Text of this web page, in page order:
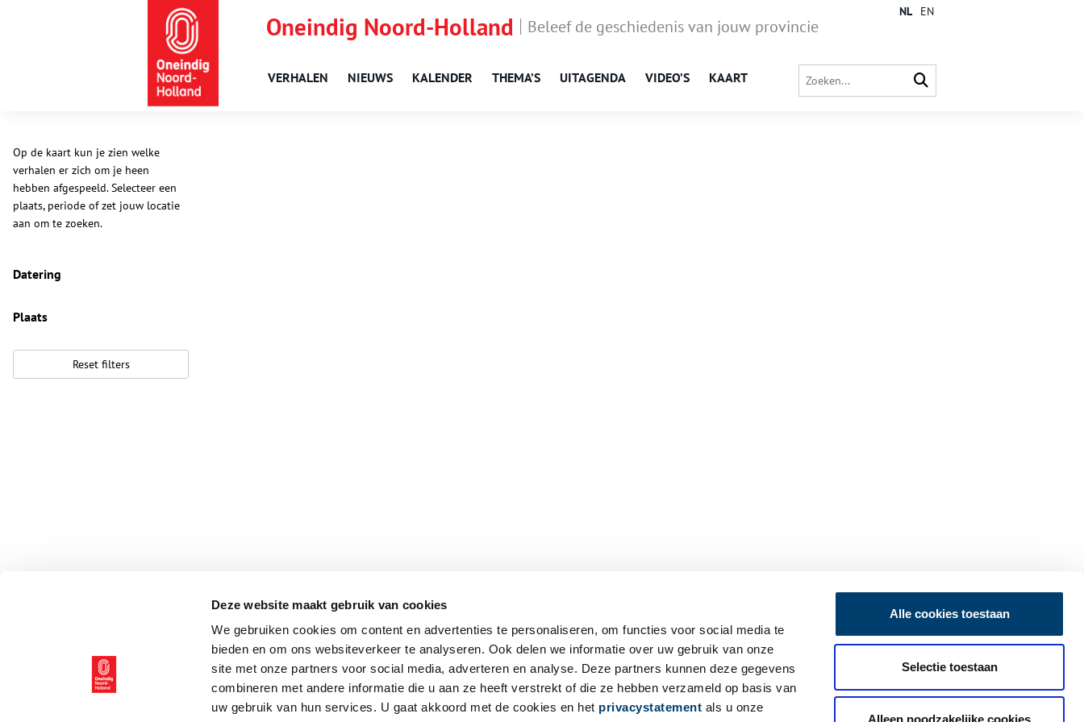
Deze website maakt gebruik van cookies
We gebruiken cookies om content en advertenties te personaliseren, om functies voor social media te
bieden en om ons websiteverkeer te analyseren. Ook delen we informatie over uw gebruik van onze
site met onze partners voor social media, adverteren en analyse. Deze partners kunnen deze gegevens
combineren met andere informatie die u aan ze heeft verstrekt of die ze hebben verzameld op basis van
uw gebruik van hun services. U gaat akkoord met de cookies en het privacystatement als u onze
Alle cookies toestaan
Selectie toestaan
Alleen noodzakelijke cookies
Oneindig Noord-Holland Beleef de geschiedenis van jouw provincie
VERHALEN NIEUWS KALENDER THEMA’S UITAGENDA VIDEO’S KAART
NL EN
Op de kaart kun je zien welke
verhalen er zich om je heen
hebben afgespeeld. Selecteer een
plaats, periode of zet jouw locatie
aan om te zoeken.
Datering
Plaats
Reset filters